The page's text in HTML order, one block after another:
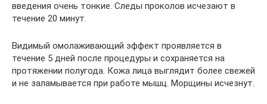
введения очень тонкие. Следы проколов исчезают в
течение 20 минут.
Видимый омолаживающий эффект проявляется в
течение 5 дней после процедуры и сохраняется на
протяжении полугода. Кожа лица выглядит более свежей
и не заламывается при работе мышц. Морщины исчезнут.